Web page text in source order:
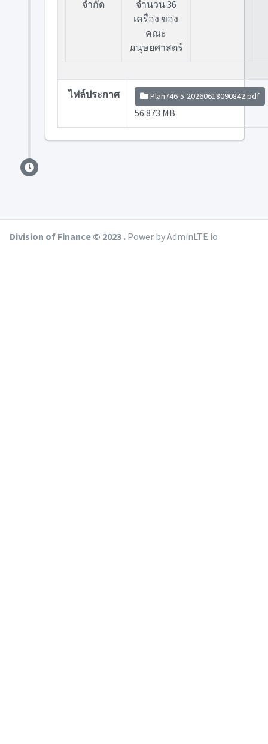
จำกัด
จำนวน 36
เครื่อง ของ
คณะ
มนุษยศาสตร์
ไฟล์ประกาศ Plan746-5-20260618090842.pdf
56.873 MB
Division of Finance © 2023 . Power by AdminLTE.io